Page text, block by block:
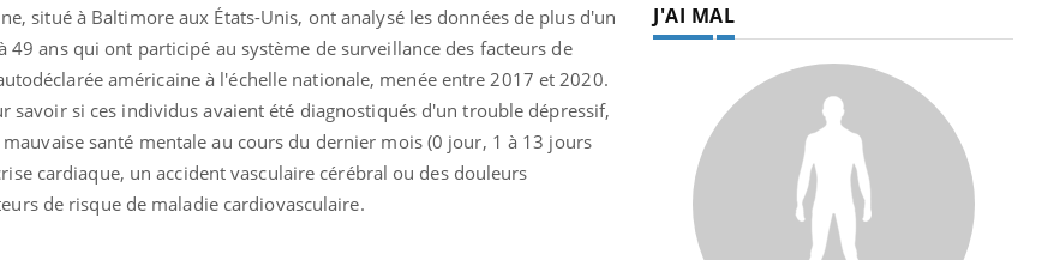
situé à Baltimore aux États-Unis, ont analysé les données de plus d'un
49 ans qui ont participé au système de surveillance des facteurs de
américaine à l'échelle nationale, menée entre 2017 et 2020.
savoir si ces individus avaient été diagnostiqués d'un trouble dépressif,
santé mentale au cours du dernier mois (0 jour, 1 à 13 jours
cardiaque, un accident vasculaire cérébral ou des douleurs
de risque de maladie cardiovasculaire.
J'AI MAL